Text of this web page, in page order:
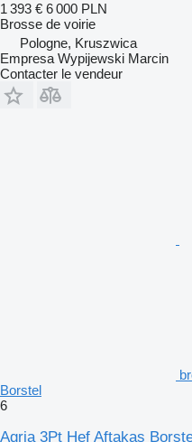
1 393 € 6 000 PLN
Brosse de voirie
Pologne, Kruszwica
Empresa Wypijewski Marcin
Contacter le vendeur
Borstel
6
Agria 3Pt Hef Aftakas